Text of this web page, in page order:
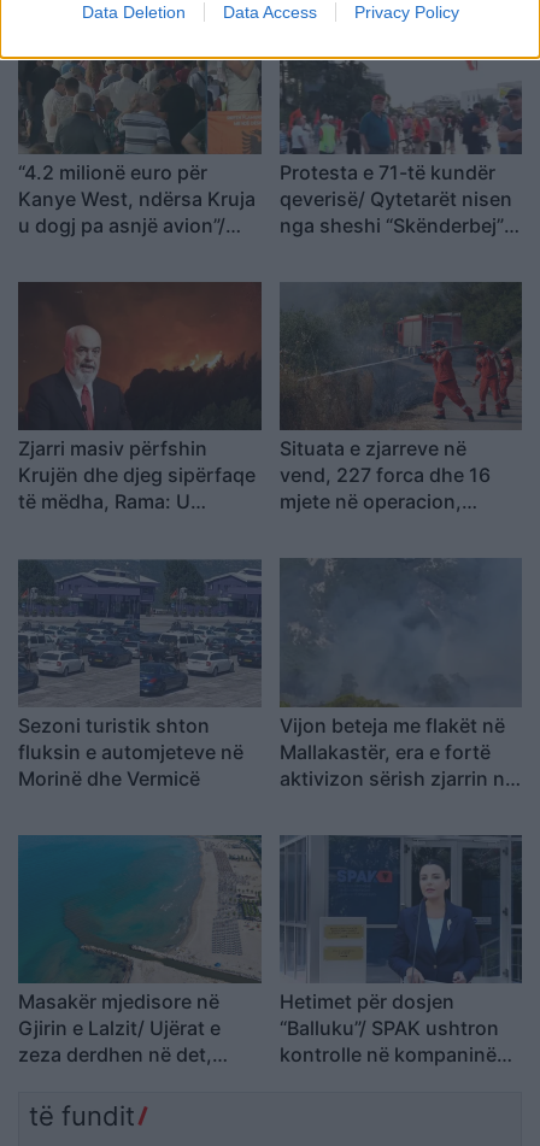
Data Deletion Data Access Privacy Policy
“4.2 milionë euro për
Kanye West, ndërsa Kruja
u dogj pa asnjë avion”/
Na detyruan të
rikthehemi për ta
çrrënjosur këtë politikë
Protesta e 71-të kundër
qeverisë/ Qytetarët nisen
nga sheshi “Skënderbej”
të japë dorëheqjen
Zjarri masiv përfshin
Krujën dhe djeg sipërfaqe
të mëdha, Rama: U
shkrumbua vetëm një
magazinë
Situata e zjarreve në
vend, 227 forca dhe 16
mjete në operacion,
ajrore
Sezoni turistik shton
fluksin e automjeteve në
Morinë dhe Vermicë
Vijon beteja me flakët në
Mallakastër, era e fortë
aktivizon sërish zjarrin në
Masakër mjedisore në
Gjirin e Lalzit/ Ujërat e
zeza derdhen në det,
e sezonit
Hetimet për dosjen
“Balluku”/ SPAK ushtron
kontrolle në kompaninë
të fundit